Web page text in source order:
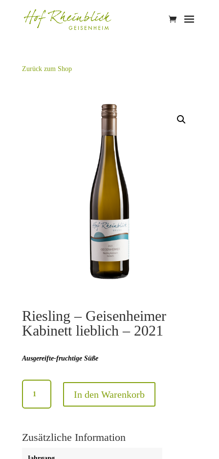
Zurück zum Shop
Riesling – Geisenheimer
Kabinett lieblich – 2021
Ausgereifte-fruchtige Süße
Geisenheimer
-
In den Warenkorb
Zusätzliche Information